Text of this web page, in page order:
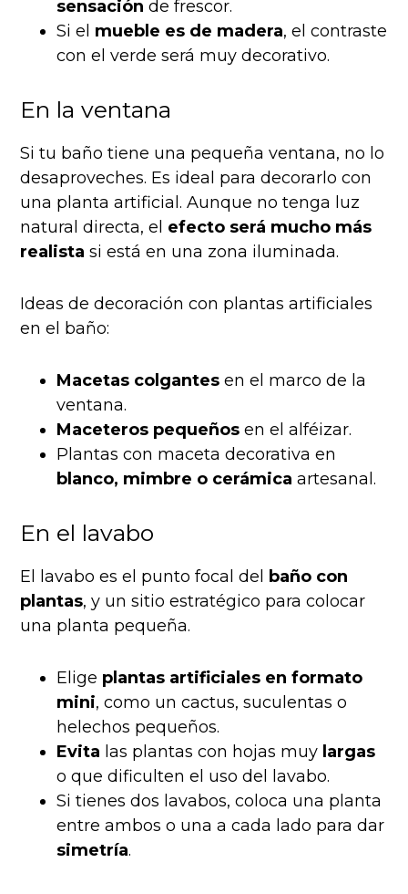
sensación de frescor.
Si el mueble es de madera, el contraste
con el verde será muy decorativo.
En la ventana
Si tu baño tiene una pequeña ventana, no lo
desaproveches. Es ideal para decorarlo con
una planta artificial. Aunque no tenga luz
natural directa, el efecto será mucho más
realista si está en una zona iluminada.
Ideas de decoración con plantas artificiales
en el baño:
Macetas colgantes en el marco de la
ventana.
Maceteros pequeños en el alféizar.
Plantas con maceta decorativa en
blanco, mimbre o cerámica artesanal.
En el lavabo
El lavabo es el punto focal del
baño con
plantas, y un sitio estratégico para colocar
una planta pequeña.
Elige plantas artificiales en formato
mini, como un cactus, suculentas o
helechos pequeños.
Evita las plantas con hojas muy largas
o que dificulten el uso del lavabo.
Si tienes dos lavabos, coloca una planta
entre ambos o una a cada lado para dar
simetría.